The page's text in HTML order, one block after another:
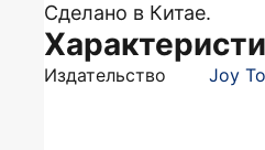
Сделано в Китае.
Издательство Joy